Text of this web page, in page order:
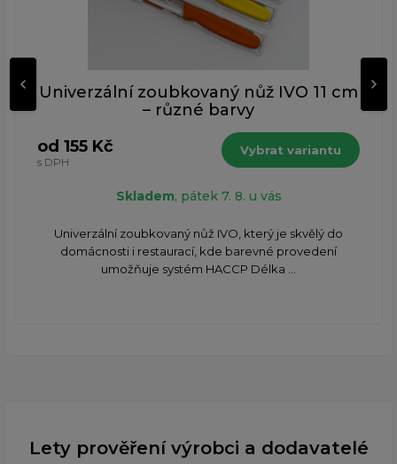
Univerzální zoubkovaný nůž IVO 11 cm
– různé barvy
od 155 Kč
s DPH
Vybrat variantu
Skladem, pátek 7. 8. u vás
Univerzální zoubkovaný nůž IVO, který je skvělý do
domácnosti i restaurací, kde barevné provedení
umožňuje systém HACCP Délka ...
Lety prověření výrobci a dodavatelé